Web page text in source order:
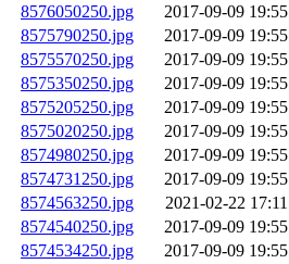
8576050250.jpg
2017-09-09 19:55
8575790250.jpg
2017-09-09 19:55
8575570250.jpg
2017-09-09 19:55
8575350250.jpg
2017-09-09 19:55
8575205250.jpg
2017-09-09 19:55
8575020250.jpg
2017-09-09 19:55
8574980250.jpg
2017-09-09 19:55
8574731250.jpg
2017-09-09 19:55
8574563250.jpg
2021-02-22 17:11
8574540250.jpg
2017-09-09 19:55
8574534250.jpg
2017-09-09 19:55